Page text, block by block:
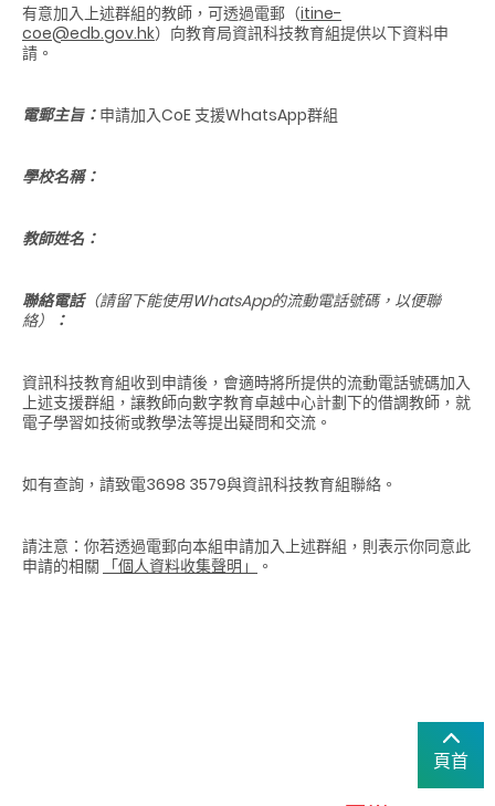
有意加入上述群組的教師，可透過電郵（itine-
coe@edb.gov.hk）向教育局資訊科技教育組提供以下資料申
請。
電郵主旨： 申請加入CoE 支援WhatsApp群組
學校名稱：
教師姓名：
聯絡電話（請留下能使用WhatsApp的流動電話號碼，以便聯
絡）
：
資訊科技教育組收到申請後，會適時將所提供的流動電話號碼加入
上述支援群組，讓教師向數字教育卓越中心計劃下的借調教師，就
電子學習如技術或教學法等提出疑問和交流。
如有查詢，請致電3698 3579與資訊科技教育組聯絡。
請注意：你若透過電郵向本組申請加入上述群組，則表示你同意此
申請的相關
「個人資料收集聲明」 。
頁首